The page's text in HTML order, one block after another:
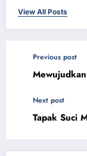
View All Posts
Previous post
Next post
Tapak Suci